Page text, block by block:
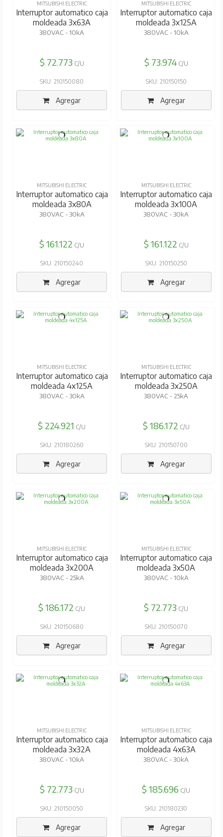
MITSUBISHI ELECTRIC
Interruptor automatico caja
moldeada 3x63A
380VAC - 10kA
$ 72.773 C/U
SKU: 210150080
Agregar
MITSUBISHI ELECTRIC
Interruptor automatico caja
moldeada 3x125A
380VAC - 10kA
$ 73.974C/U
SKU: 210150150
Agregar
MITSUBISHI ELECTRIC
Interruptor automatico caja
moldeada 3x80A
380VAC - 30kA
$ 161.122 C/U
SKU: 210150240
Agregar
MITSUBISHI ELECTRIC
Interruptor automatico caja
moldeada 3x100A
380VAC - 30kA
$ 161.122 C/U
SKU: 210150250
Agregar
MITSUBISHI ELECTRIC
Interruptor automatico caja
moldeada 4x125A
380VAC - 30kA
$ 224.921 C/U
SKU: 210180260
Agregar
MITSUBISHI ELECTRIC
Interruptor automatico caja
moldeada 3x250A
380VAC - 25kA
$ 186.172 C/U
SKU: 210150700
Agregar
MITSUBISHI ELECTRIC
Interruptor automatico caja
moldeada 3x200A
380VAC - 25kA
$ 186.172 C/U
SKU: 210150680
Agregar
MITSUBISHI ELECTRIC
Interruptor automatico caja
moldeada 3x50A
380VAC - 10kA
$ 72.773 C/U
SKU: 210150070
Agregar
MITSUBISHI ELECTRIC
Interruptor automatico caja
moldeada 3x32A
380VAC - 10kA
$ 72.773 C/U
SKU: 210150050
Agregar
MITSUBISHI ELECTRIC
Interruptor automatico caja
moldeada 4x63A
380VAC - 30kA
$ 185.696 C/U
SKU: 210180230
Agregar